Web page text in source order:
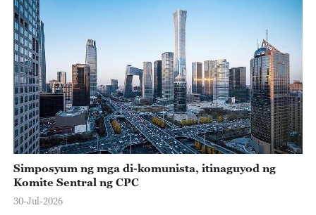
Simposyum ng mga di-komunista, itinaguyod ng
Komite Sentral ng CPC
30-Jul-2026